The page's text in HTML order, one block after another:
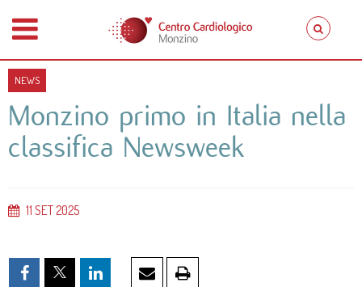
NEWS
Monzino primo in Italia nella
classifica Newsweek
11 SET 2025